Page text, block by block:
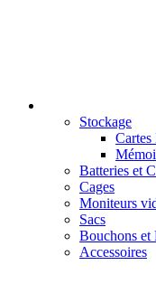
Stockage
Cartes
Batteries et
Cages
Moniteurs
Sacs
Bouchons et
Accessoires